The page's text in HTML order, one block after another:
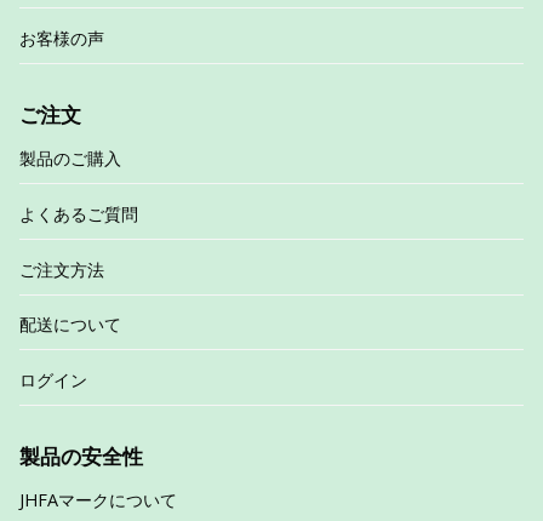
お客様の声
ご注文
製品のご購入
よくあるご質問
ご注文方法
配送について
ログイン
製品の安全性
JHFAマークについて